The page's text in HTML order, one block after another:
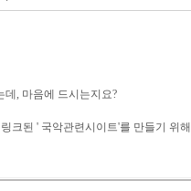
, 마음에 드시는지요?
크된 ' 국악관련시이트'를 만들기 위